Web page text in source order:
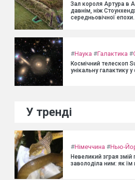
Зал короля Артура в
давнім, ніж
середньовічної епохи.
#Наука #Галактика #
Космічний телескоп
унікальну галактику
У тренді
#Німеччина #Нью-
Невеликий зграя змій
заволоділа ним: як їм